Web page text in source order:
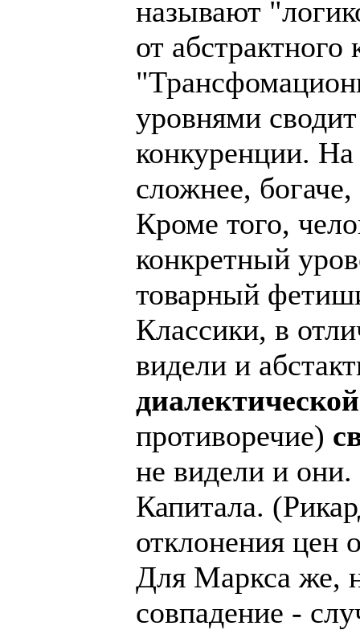
называют
от
уровнями
конкуренции.
сложнее,
Кроме того,
конкретный
товарный
Классики, в
видели и
диалектической
противоречие)
не видели и
Капитала.
отклонения цен
Для Маркса же,
совпадение -